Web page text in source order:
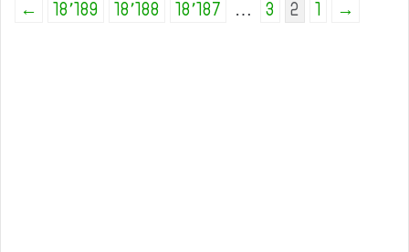
→
2
3
… 18٬187 18٬188 18٬189 ←